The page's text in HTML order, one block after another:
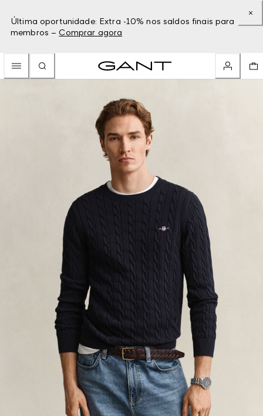
Última oportunidade: Extra -10% nos saldos finais para
membros – Comprar agora